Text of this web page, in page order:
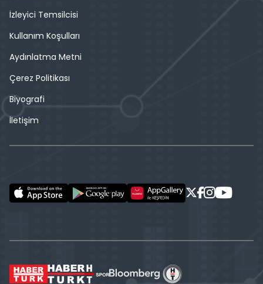
İzleyici Temsilcisi
Kullanım Koşulları
Aydınlatma Metni
Çerez Politikası
Biyografi
İletişim